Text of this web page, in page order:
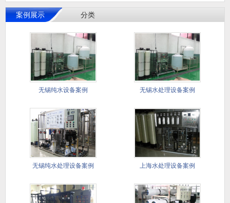
案例展示 分类
无锡纯水设备案例 无锡水处理设备案例
无锡纯水处理设备案例 上海水处理设备案例